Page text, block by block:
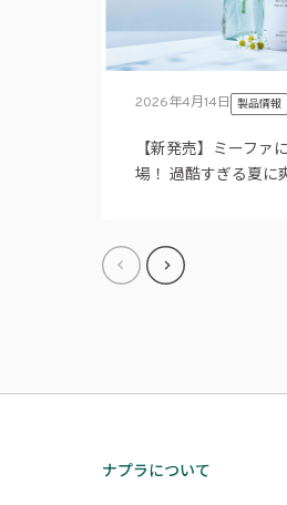
2026年4月14日 製品情報
【新発売】ミーファ
場！ 過酷すぎる夏に
ナプラについて